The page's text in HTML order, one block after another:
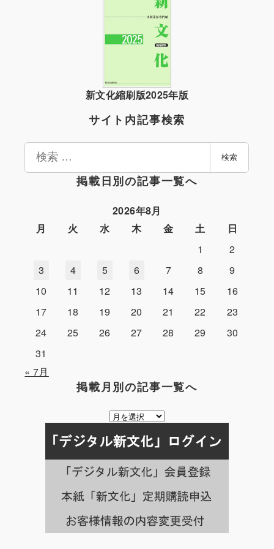
新文化縮刷版2025年版
サイト内記事検索
検
検索
掲載日別の記事一覧へ
2026年8月
月
火 水 木 金 土
日
1
2
3
4 5 6 7 8
9
10
11 12 13 14 15
16
17
18 19 20 21 22
23
24
25 26 27 28 29
30
31
« 7月
掲載月別の記事一覧へ
掲
月
別
の
事
一
覧